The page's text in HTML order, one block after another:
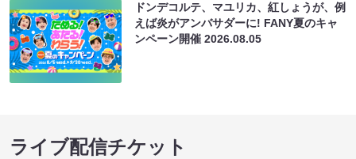
ドンデコルテ、マユリカ、紅しょうが、例
えば炎がアンバサダーに! FANY夏のキャ
ンペーン開催2026.08.05
ライブ配信チケット